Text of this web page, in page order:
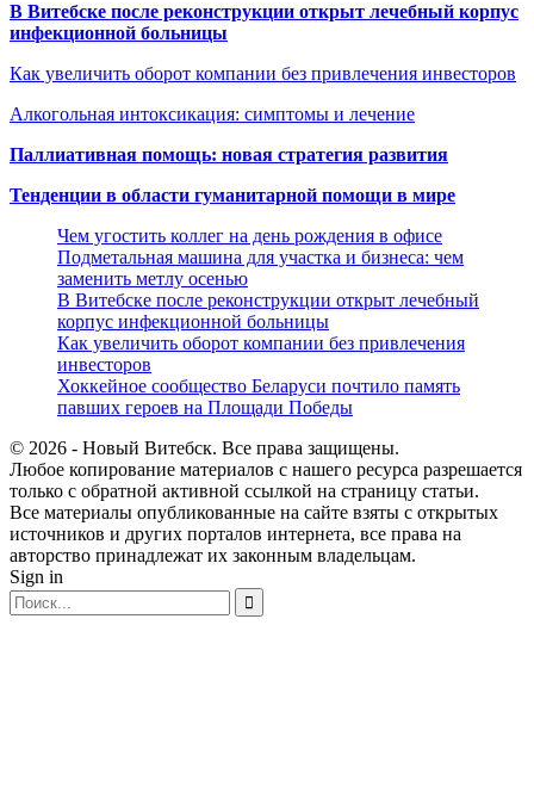
В Витебске после реконструкции открыт лечебный корпус
инфекционной больницы
Как увеличить оборот компании без привлечения инвесторов
Алкогольная интоксикация: симптомы и лечение
Паллиативная помощь: новая стратегия развития
Тенденции в области гуманитарной помощи в мире
Чем угостить коллег на день рождения в офисе
Подметальная машина для участка и бизнеса: чем
заменить метлу осенью
В Витебске после реконструкции открыт лечебный
корпус инфекционной больницы
Как увеличить оборот компании без привлечения
инвесторов
Хоккейное сообщество Беларуси почтило память
павших героев на Площади Победы
© 2026 - Новый Витебск. Все права защищены.
Любое копирование материалов с нашего ресурса разрешается
только с обратной активной ссылкой на страницу статьи.
Все материалы опубликованные на сайте взяты с открытых
источников и других порталов интернета, все права на
авторство принадлежат их законным владельцам.
Sign in